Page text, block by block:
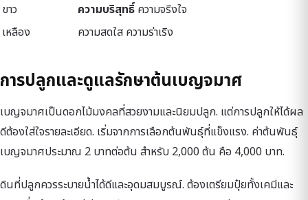
ขาว
ความบริสุทธิ์ ความจริงใจ
เหลือง
ความสดใส ความร่าเริง
การปลูกและดูแลรักษาต้นเบญจมาศ
เบญจมาศเป็นดอกไม้มงคลที่สวยงามและนิยมปลูก. แต่การปลูกให้ได้ผล
ดีต้องใส่ใจรายละเอียด. เริ่มจากการเลือกต้นพันธุ์ที่แข็งแรง. ค่าต้นพันธุ์
เบญจมาศประมาณ 2 บาทต่อต้น สำหรับ 2,000 ต้น คือ 4,000 บาท.
ดินที่ปลูกควรระบายน้ำได้ดีและอุดมสมบูรณ์. ต้องเตรียมปุ๋ยทั้งเคมีและ